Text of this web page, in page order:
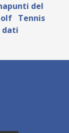
del
Tennis
dati